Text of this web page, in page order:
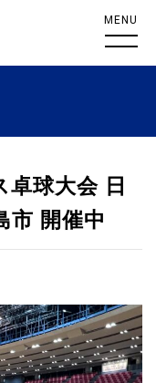
MENU
球大会 日
市 開催中